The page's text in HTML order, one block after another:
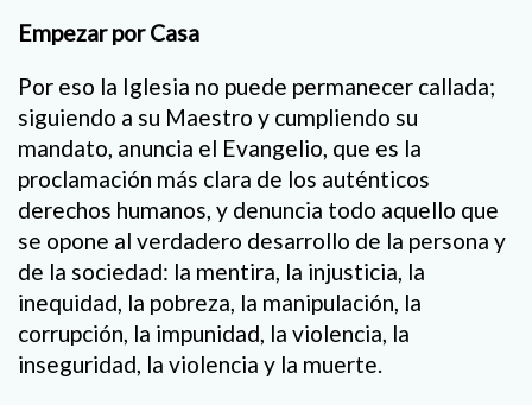
Empezar por Casa
Por eso la Iglesia no puede permanecer callada;
siguiendo a su Maestro y cumpliendo su
mandato, anuncia el Evangelio, que es la
proclamación más clara de los auténticos
derechos humanos, y denuncia todo aquello que
se opone al verdadero desarrollo de la persona y
de la sociedad: la mentira, la injusticia, la
inequidad, la pobreza, la manipulación, la
corrupción, la impunidad, la violencia, la
inseguridad, la violencia y la muerte.